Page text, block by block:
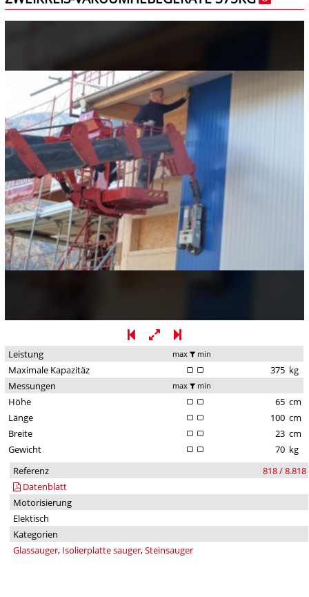
Leistung max min
Maximale Kapazitäz 375 kg
Messungen
max min
Höhe 65 cm
Länge
100 cm
Breite
23 cm
Gewicht
70 kg
Referenz
818 / 8.818
Datenblatt
Motorisierung
Elektisch
Kategorien
Glassauger, Isolierplatte sauger,Steinsauger